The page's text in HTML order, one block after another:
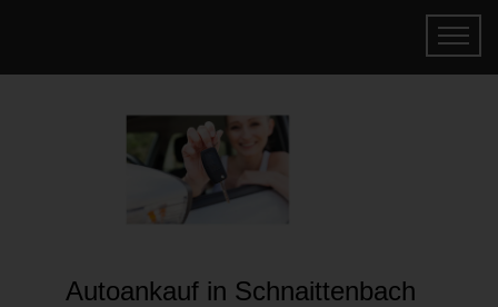
Autoankauf in Schnaittenbach